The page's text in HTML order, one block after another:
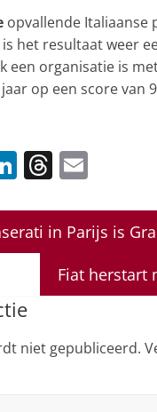
opvallende Italiaanse
het resultaat weer
een organisatie is
op een score van
Li
k
e
n
T
re
a
d
s
ai
l
in Parijs is
Fiat herstart
niet gepubliceerd.